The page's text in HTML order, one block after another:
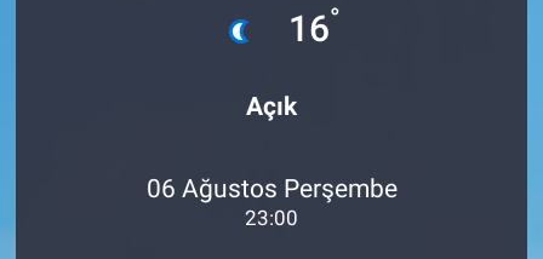
16°
Açık
06 Ağustos Perşembe
23:00